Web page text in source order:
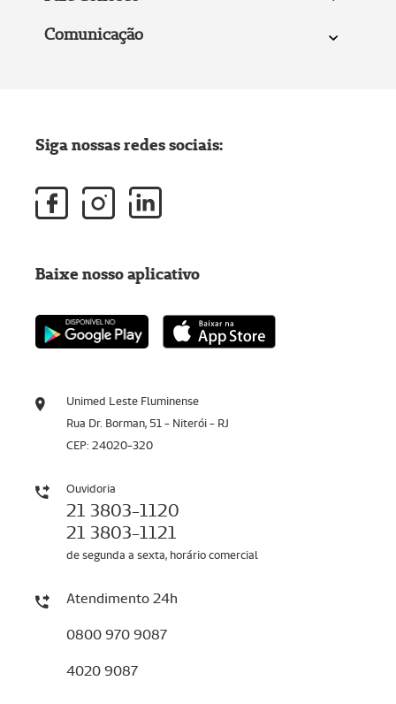
Comunicação
Unimed Leste Fluminense
Rua Dr. Borman, 51 - Niterói - RJ
CEP: 24020-320
Ouvidoria
21 3803-1120
21 3803-1121
de segunda a sexta, horário comercial
Atendimento 24h
0800 970 9087
4020 9087
Siga nossas redes sociais:
Baixe nosso aplicativo